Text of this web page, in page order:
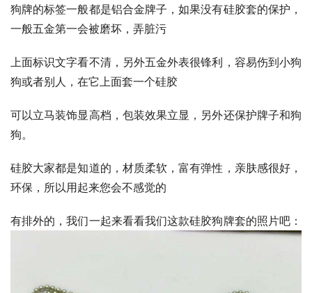
狗牌的标签一般都是铝合金牌子，如果没有硅胶套的保护，
一般五金第一会被磨坏，弄脏污
上面标识文字看不清，另外五金外表很锋利，容易伤到小狗
狗或者别人，在它上面套一个硅胶
可以立马装饰显高档，包装效果立显，另外还保护牌子和狗
狗。
硅胶大家都是知道的，材质柔软，富有弹性，亲肤感很好，
环保，所以用起来您会不感觉的
有排外的，我们一起来看看我们这款硅胶狗牌套的照片吧：